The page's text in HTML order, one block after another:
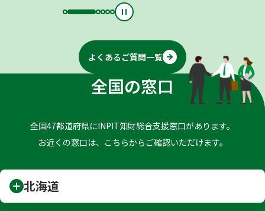
よくあるご質問一覧
全国の窓口
全国47都道府県にINPIT知財総合支援窓口があります。
お近くの窓口は、こちらからご確認いただけます。
北海道